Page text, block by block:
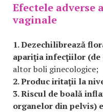
Efectele adverse
vaginale
1. Dezechilibrează
apariţia infecţiilor (de
altor boli ginecologice;
2. Produc iritaţii la
3. Riscul de boală
organelor din pelvis)